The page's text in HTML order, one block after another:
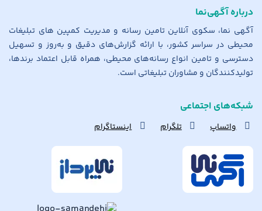
درباره آگهی‌نما
آگهی نما، سکوی آنلاین تامین رسانه و مدیریت کمپین های تبلیغات
محیطی در سراسر کشور، با ارائه گزارش‌های دقیق و به‌روز و تسهیل
دسترسی و تامین انواع رسانه‌های محیطی، همراه قابل اعتماد برندها،
تولیدکنندگان و مشاوران تبلیغاتی است.
شبکه‌های اجتماعی
واتساپ تلگرام اینستاگرام